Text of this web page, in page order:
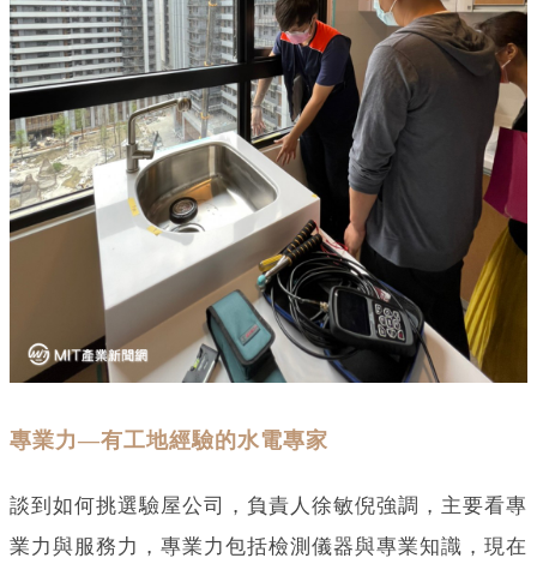
專業力—有工地經驗的水電專家
談到如何挑選驗屋公司，負責人徐敏倪強調，主要看專
業力與服務力，專業力包括檢測儀器與專業知識，現在